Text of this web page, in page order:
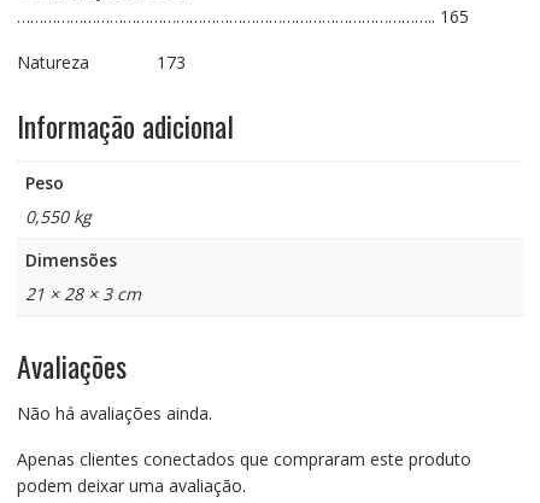
………………………………………………………………………………….. 165
Natureza 173
Informação adicional
Peso
0,550 kg
Dimensões
21 × 28 × 3 cm
Avaliações
Não há avaliações ainda.
Apenas clientes conectados que compraram este produto
podem deixar uma avaliação.